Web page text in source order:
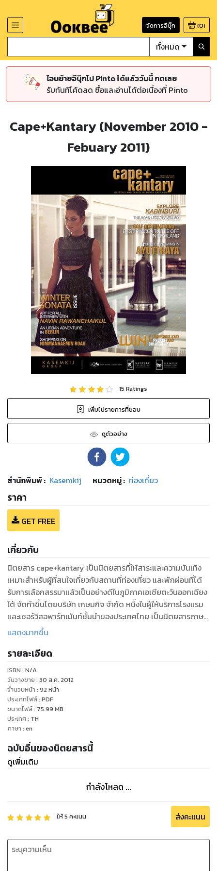
จัดการอีบุ๊ก (0)
ทั้งหมด
โอนย้ายอีบุ๊กไป Pinto ได้แล้ววันนี้ กดเลย
รับทันทีโค้ดลด ซื้อและอ่านได้ต่อเนื่องที่ Pinto
Cape+Kantary (November 2010 -
Febuary 2011)
15 Ratings
เพิ่มไปรายการที่ชอบ
ดูตัวอย่าง
สำนักพิมพ์: Kasemkij หมวดหมู่: ท่องเที่ยว
ราคา
GET FREE
เกี่ยวกับ
นิตยสาร cape+kantary เป็นนิตยสารที่ให้สาระและความบันเทิง
เหมาะสำหรับผู้ที่สนใจเกี่ยวกับสถานที่ท่องเที่ยว และพักผ่อนที่ได้
รับการเลือกสรรมาแล้วเป็นอย่างดีในภูมิภาคเอเชียตะวันออกเฉียง
ใต้ จัดทำขึ้นโดยบริษัท เกษมกิจ จำกัด หนึ่งในผู้ให้บริการโรงแรม
และเซอร์วิสอพาร์ทเม้นท์ชั้นนำของประเทศไทย เป็นนิตยสารภาษา
อังกฤษราย 4 เดือน โดยนิตยสารดังกล่าวจะถูกจัดวางในสถานที่
ชั้นนำ ร้านอาหาร ร้านกาแฟ โรงแรมและเซอร์วิสอพาร์ทเม้นท์ โรง
พยาบาลเอกชนชั้นนำ และสถานที่ชั้นนำในต่างประเทศ ประกอบ
ด้วย สิงคโปร์ ฮ่องกง อังกฤษ และยุโรป
cape+kantary is a magazine of colour and style with a
focus on intelligent and captivating content for people
who want to know about the best in travel and leisure
one of Thailand’s leading hotel and serviced apartment
providers, the magazine is published three times a year
premium locations around Thailand including upscale
serviced apartments, internationals hospitals as well as
to select locations overseas including Singapore, Hong
แสดงมากขึ้น
รายละเอียด
ISBN : N/A
วันวางขาย : 30 ส.ค. 2012
จำนวนหน้า : 92 หน้า
ประเภทไฟล์: PDF
ขนาดไฟล์: 75.99 MB
ประเทศ: TH
ภาษา : en
ฉบับอื่นของนิตยสารนี้
ดูเพิ่มเติม
กำลังโหลด ...
ให้5 คะแนน ส่งคะแนน